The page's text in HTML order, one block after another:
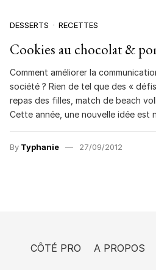
DESSERTS RECETTES
Cookies au chocolat &
Comment améliorer la
société ? Rien de tel que des «
repas des filles, match de beach
Cette année, une nouvelle idée est
By Typhanie 27/09/2012
CÔTÉ PRO A PROPOS